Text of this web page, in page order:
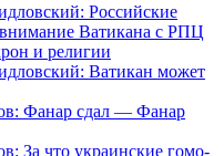
Российские
Ватикана с РПЦ
и религии
Ватикан может
Фанар сдал — Фанар
За что украинские гомо-